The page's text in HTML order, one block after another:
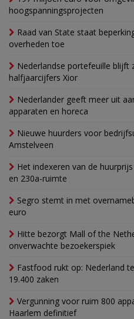
hoogspanningsprojecten
Raad van State staat
overheden toe
Nederlandse portefeuille blijft
halfjaarcijfers Xior
Nederlander geeft meer uit
apparaten en horeca
Nieuwe huurders voor
Amstelveen
Het indexeren van de
en 230a-ruimte
Segro stemt in met
euro
Hitte bezorgt Mall of the
onverwachte bezoekerspiek
Fastfood rukt op: Nederland
19.400 zaken
Vergunning voor ruim 800
Haarlem definitief